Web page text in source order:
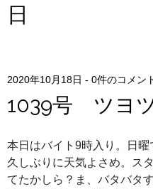
日
2020年10月18日 - 0件のコメン
1039号 ツヨ
本日はバイト9時入り。日曜
久しぶりに天気よさめ。ス
てたかしら？ま、バタバタ